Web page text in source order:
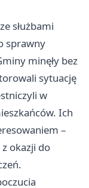
służbami
sprawny
minęły bez
sytuację
w
Ich
–
okazji do